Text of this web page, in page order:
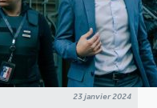
23 janvier 2024